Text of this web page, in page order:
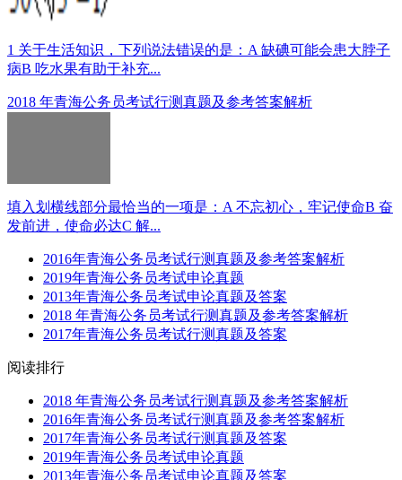
1 关于生活知识，下列说法错误的是：A 缺碘可能会患大脖子
病B 吃水果有助于补充...
2018 年青海公务员考试行测真题及参考答案解析
填入划横线部分最恰当的一项是：A 不忘初心，牢记使命B 奋
发前进，使命必达C 解...
2016年青海公务员考试行测真题及参考答案解析
2019年青海公务员考试申论真题
2013年青海公务员考试申论真题及答案
2018 年青海公务员考试行测真题及参考答案解析
2017年青海公务员考试行测真题及答案
阅读排行
2018 年青海公务员考试行测真题及参考答案解析
2016年青海公务员考试行测真题及参考答案解析
2017年青海公务员考试行测真题及答案
2019年青海公务员考试申论真题
2013年青海公务员考试申论真题及答案